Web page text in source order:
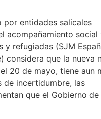
por entidades salicales
acompañamiento
y refugiadas (SJM
considera que la nueva
20 de mayo, tiene aun
de incertidumbre, las
que el Gobierno de